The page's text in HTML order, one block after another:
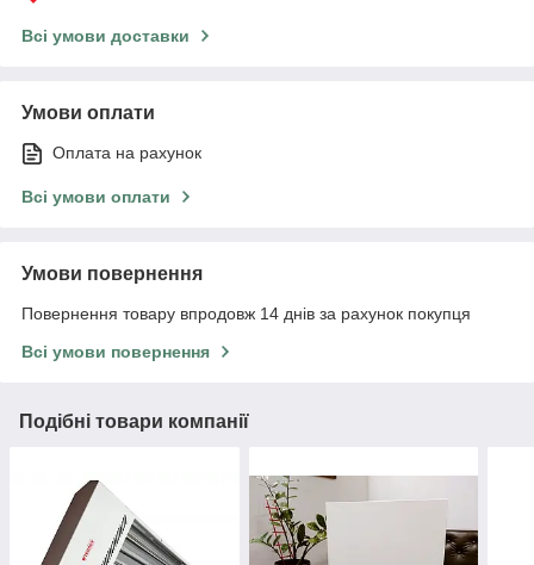
Всі умови доставки
Умови оплати
Оплата на рахунок
Всі умови оплати
Умови повернення
Повернення товару впродовж 14 днів за рахунок покупця
Всі умови повернення
Подібні товари компанії